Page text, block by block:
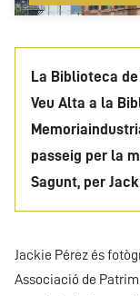
La Biblioteca
Veu Alta a la
passeig per la
Sagunt, per
Jackie Pérez és
Associació de